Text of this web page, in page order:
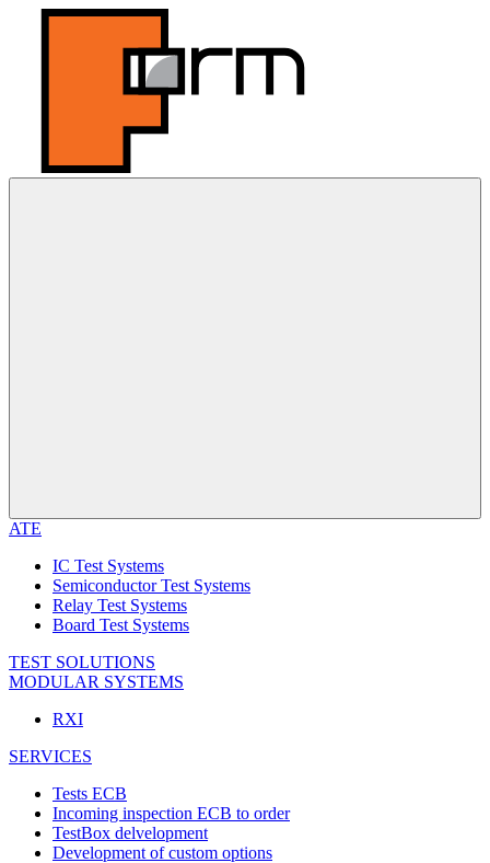
ATE
IC Test Systems
Semiconductor Test Systems
Relay Test Systems
Board Test Systems
TEST SOLUTIONS
MODULAR SYSTEMS
RXI
SERVICES
Tests ECB
Incoming inspection ECB to order
TestBox delvelopment
Development of custom options